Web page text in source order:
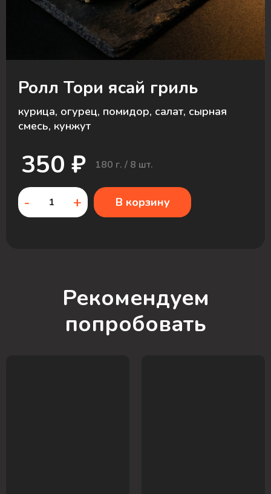
Ролл Тори ясай гриль
курица, огурец, помидор, салат, сырная
смесь, кунжут
350 ₽ 180 г. / 8 шт.
- + В корзину
Рекомендуем
попробовать